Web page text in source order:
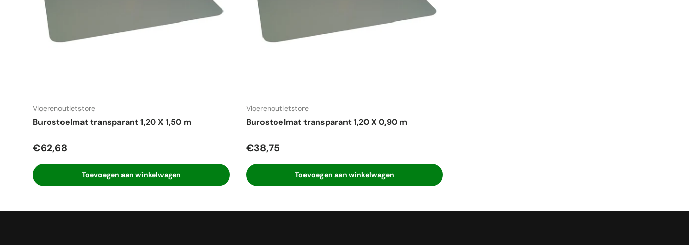
Vloerenoutletstore
Burostoelmat transparant 1,20 X 1,50 m
Reguliere prijs
€62,68
Toevoegen aan winkelwagen
Vloerenoutletstore
Burostoelmat transparant 1,20 X 0,90 m
Reguliere prijs
€38,75
Toevoegen aan winkelwagen